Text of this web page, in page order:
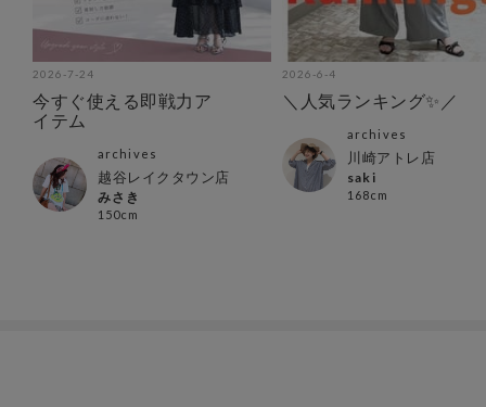
2026-7-24
今すぐ使える即戦力ア
イテム
archives
越谷レイクタウン店
みさき
150cm
2026-6-4
＼人気ランキング✨／
archives
川崎アトレ店
saki
168cm